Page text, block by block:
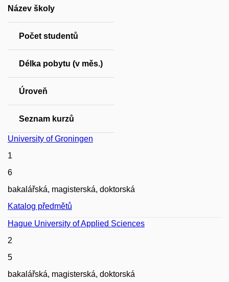
Název školy
Počet studentů
Délka pobytu (v měs.)
Úroveň
Seznam kurzů
University of Groningen
1
6
bakalářská, magisterská, doktorská
Katalog předmětů
Hague University of Applied Sciences
2
5
bakalářská, magisterská, doktorská